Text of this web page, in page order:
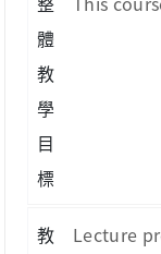
體
教
學
目
標
教
Lecture